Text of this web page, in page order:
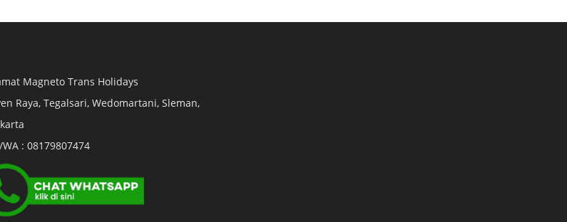
Magneto Trans Holidays
Raya, Tegalsari, Wedomartani, Sleman,
WA : 08179807474